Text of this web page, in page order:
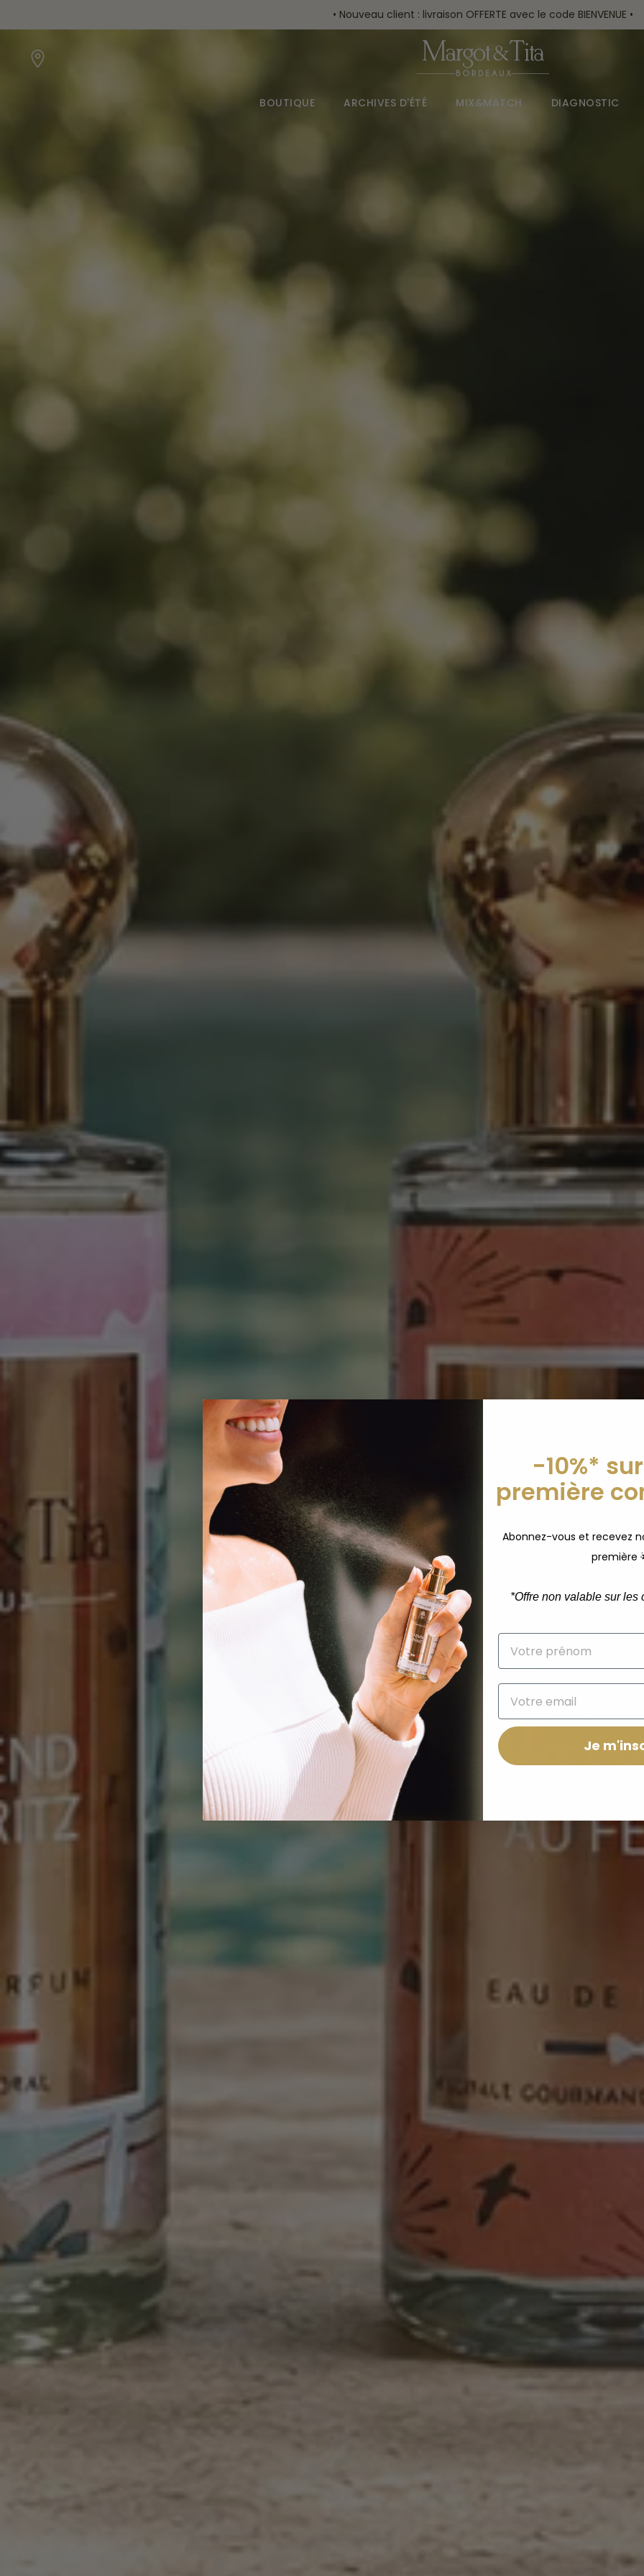
• Nouveau client : livraison OFFERTE avec le code BIENVENUE •
BOUTIQUE ARCHIVES D'ÉTÉ MIX&MATCH DIAGNOSTIC
-10%*
première
Abonnez-vous et recevez
première
*Offre non valable sur les
Je